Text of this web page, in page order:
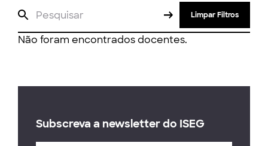
Limpar Filtros
Não foram encontrados docentes.
Subscreva a newsletter do ISEG